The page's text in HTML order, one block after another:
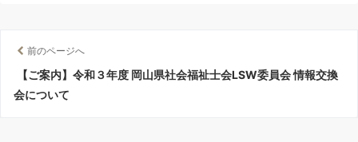
前のページへ
【ご案内】令和３年度 岡山県社会福祉士会LSW委員会 情報交換
会について